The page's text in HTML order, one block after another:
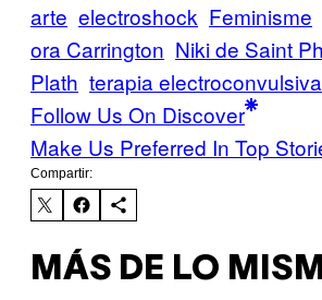
arte electroshock Feminisme
ora Carrington Niki de Saint
Plath terapia electroconvulsiva
Follow Us On Discover
Make Us Preferred In Top
Compartir:
MÁS DE LO